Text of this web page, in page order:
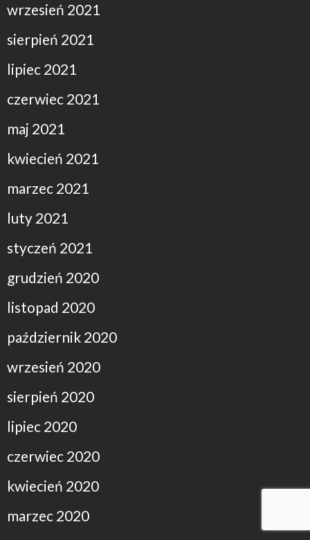
wrzesień 2021
sierpień 2021
lipiec 2021
czerwiec 2021
maj 2021
kwiecień 2021
marzec 2021
luty 2021
styczeń 2021
grudzień 2020
listopad 2020
październik 2020
wrzesień 2020
sierpień 2020
lipiec 2020
czerwiec 2020
kwiecień 2020
marzec 2020